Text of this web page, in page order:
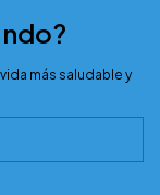
más saludable y